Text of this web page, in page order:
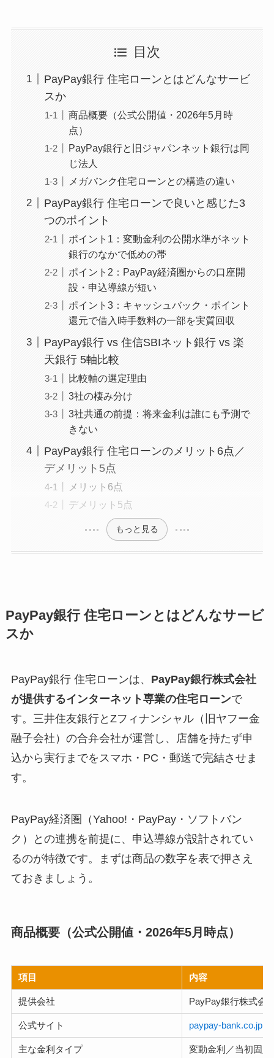
目次
PayPay銀行 住宅ローンとはどんなサービ
スか
商品概要（公式公開値・2026年5月時
点）
PayPay銀行と旧ジャパンネット銀行は同
じ法人
メガバンク住宅ローンとの構造の違い
PayPay銀行 住宅ローンで良いと感じた3
つのポイント
ポイント1：変動金利の公開水準がネット
銀行のなかで低めの帯
ポイント2：PayPay経済圏からの口座開
設・申込導線が短い
ポイント3：キャッシュバック・ポイント
還元で借入時手数料の一部を実質回収
PayPay銀行 vs 住信SBIネット銀行 vs 楽
天銀行 5軸比較
比較軸の選定理由
3社の棲み分け
3社共通の前提：将来金利は誰にも予測で
きない
PayPay銀行 住宅ローンのメリット6点／
デメリット5点
メリット6点
デメリット5点
もっと見る
PayPay銀行 住宅ローンとはどんなサービ
スか
PayPay銀行 住宅ローンは、 PayPay銀行株式会社
が提供するインターネット専業の住宅ローンで
す。三井住友銀行とZフィナンシャル（旧ヤフー金
融子会社）の合弁会社が運営し、店舗を持たず申
込から実行までをスマホ・PC・郵送で完結させま
す。
PayPay経済圏（Yahoo!・PayPay・ソフトバン
ク）との連携を前提に、申込導線が設計されてい
るのが特徴です。まずは商品の数字を表で押さえ
ておきましょう。
商品概要（公式公開値・2026年5月時点）
項目 内容
提供会社 PayPay銀行株式会
公式サイト paypay-bank.co.jp
主な金利タイプ 変動金利／当初固